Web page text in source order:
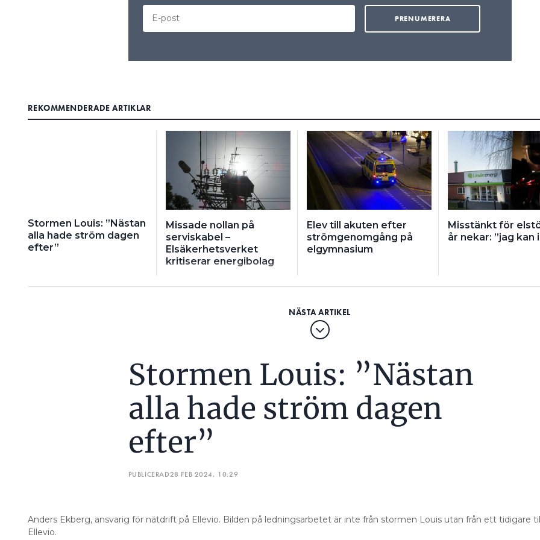
REKOMMENDERADE ARTIKLAR
Stormen Louis: ”Nästan
alla hade ström dagen
efter”
Missade nollan på
serviskabel –
Elsäkerhetsverket
kritiserar energibolag
Elev till akuten efter
strömgenomgång på
elgymnasium
Misstänkt för
år nekar: ”jag kan
Stormen Louis: ”Nästan
alla hade ström dagen
efter”
PUBLICERAD28 FEB 2024, 10:29
Anders Ekberg, ansvarig för nätdrift på Ellevio. Bilden på ledningsarbetet är inte från stormen Louis utan från ett tidigare
Ellevio.